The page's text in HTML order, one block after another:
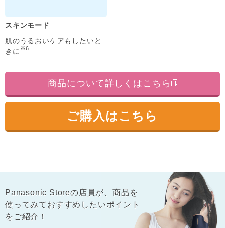
スキンモード
肌のうるおいケアもしたいと
きに ※6
商品について詳しくはこちら
ご購入はこちら
Panasonic Storeの店員が、商品を
使ってみて おすすめしたいポイント
をご紹介！